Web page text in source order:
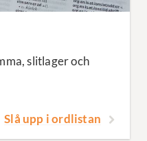
slitlager och
Slå upp i ordlistan